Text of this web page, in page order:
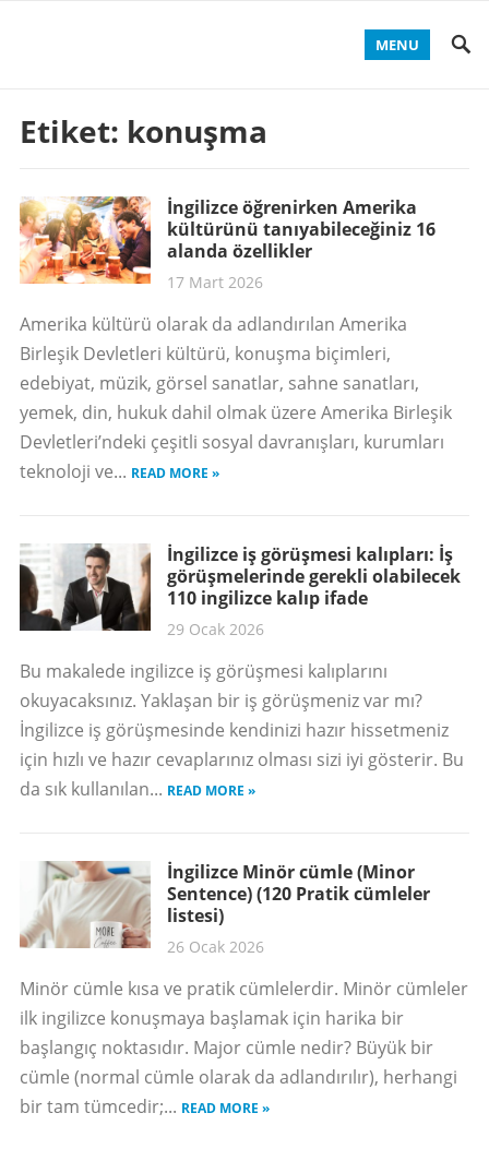
MENU
Etiket: konuşma
İngilizce öğrenirken Amerika
kültürünü tanıyabileceğiniz 16
alanda özellikler
17 Mart 2026
Amerika kültürü olarak da adlandırılan Amerika
Birleşik Devletleri kültürü, konuşma biçimleri,
edebiyat, müzik, görsel sanatlar, sahne sanatları,
yemek, din, hukuk dahil olmak üzere Amerika Birleşik
Devletleri’ndeki çeşitli sosyal davranışları, kurumları
teknoloji ve... READ MORE »
İngilizce iş görüşmesi kalıpları: İş
görüşmelerinde gerekli olabilecek
110 ingilizce kalıp ifade
29 Ocak 2026
Bu makalede ingilizce iş görüşmesi kalıplarını
okuyacaksınız. Yaklaşan bir iş görüşmeniz var mı?
İngilizce iş görüşmesinde kendinizi hazır hissetmeniz
için hızlı ve hazır cevaplarınız olması sizi iyi gösterir. Bu
da sık kullanılan... READ MORE »
İngilizce Minör cümle (Minor
Sentence) (120 Pratik cümleler
listesi)
26 Ocak 2026
Minör cümle kısa ve pratik cümlelerdir. Minör cümleler
ilk ingilizce konuşmaya başlamak için harika bir
başlangıç noktasıdır. Major cümle nedir? Büyük bir
cümle (normal cümle olarak da adlandırılır), herhangi
bir tam tümcedir;... READ MORE »